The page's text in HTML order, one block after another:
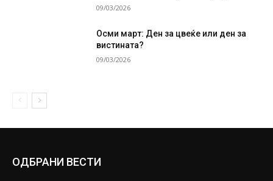
09/03/2026
Осми март: Ден за цвеќе или ден за
вистината?
09/03/2026
ОДБРАНИ ВЕСТИ